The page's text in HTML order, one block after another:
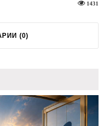
1431
(0)